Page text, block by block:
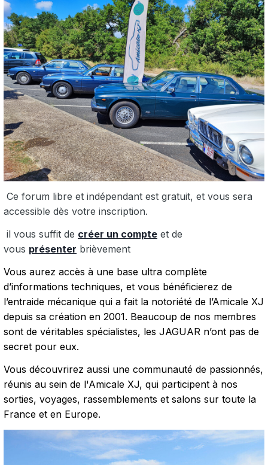
Ce forum libre et indépendant est gratuit, et vous sera
accessible dès votre inscription.
il vous suffit de créer un compte et de
vous présenter brièvement
Vous aurez accès à une base ultra complète
d’informations techniques, et vous bénéficierez de
l’entraide mécanique qui a fait la notoriété de l’Amicale XJ
depuis sa création en 2001. Beaucoup de nos membres
sont de véritables spécialistes, les JAGUAR n’ont pas de
secret pour eux.
Vous découvrirez aussi une communauté de passionnés,
réunis au sein de l'Amicale XJ, qui participent à nos
sorties, voyages, rassemblements et salons sur toute la
France et en Europe.